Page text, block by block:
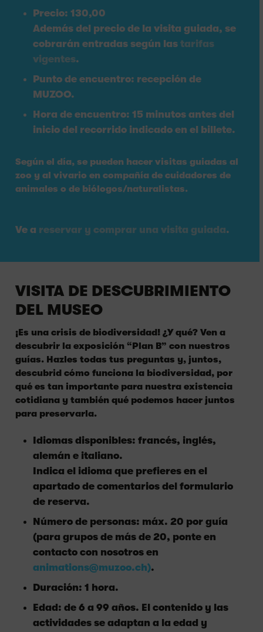
Precio: 130,00
Además del precio de la visita guiada, se
cobrarán entradas según las tarifas
vigentes.
Punto de encuentro: recepción de
MUZOO.
Hora de encuentro: 15 minutos antes del
inicio del recorrido indicado en el billete.
Según el día, se pueden hacer visitas guiadas al
zoo y al vivario en compañía de cuidadores de
animales o de biólogos/naturalistas.
Ve a reservar y comprar una visita guiada.
VISITA DE DESCUBRIMIENTO
DEL MUSEO
¡Es una crisis de biodiversidad! ¿Y qué? Ven a
descubrir la exposición “Plan B” con nuestros
guías. Hazles todas tus preguntas y, juntos,
descubrid cómo funciona la biodiversidad, por
qué es tan importante para nuestra existencia
cotidiana y también qué podemos hacer juntos
para preservarla.
Idiomas disponibles: francés, inglés,
alemán e italiano.
Indica el idioma que prefieres en el
apartado de comentarios del formulario
de reserva.
Número de personas: máx. 20 por guía
(para grupos de más de 20, ponte en
contacto con nosotros en
animations@muzoo.ch).
Duración: 1 hora.
Edad: de 6 a 99 años. El contenido y las
actividades se adaptan a la edad y